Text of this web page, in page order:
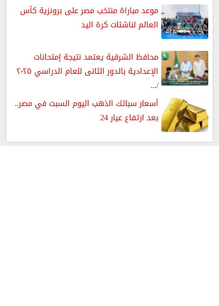
موعد مباراة منتخب مصر على برونزية كأس
العالم لناشئات كرة اليد
محافظ الشرقية يعتمد نتيجة إمتحانات
الإعدادية بالدور الثانى للعام الدراسي ٢٠٢٥
/...
أسعار سبائك الذهب اليوم السبت في مصر..
بعد ارتفاع عيار 24